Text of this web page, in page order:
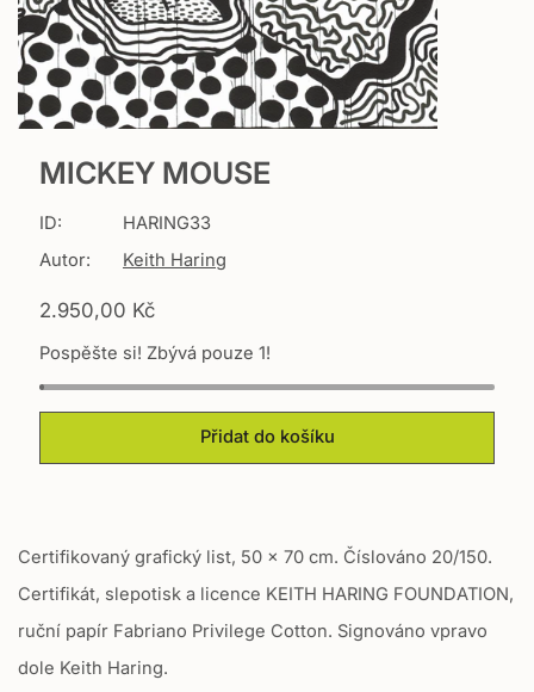
MICKEY MOUSE
ID:
HARING33
Autor:
Keith Haring
T
a
n
s
a
n
m
s
s
2.950,00 Kč
Pospěšte si! Zbývá pouze 1!
Přidat do košíku
Certifikovaný grafický list, 50 x 70 cm. Číslováno 20/150.
Certifikát, slepotisk a licence KEITH HARING FOUNDATION,
ruční papír Fabriano Privilege Cotton. Signováno vpravo
dole Keith Haring.